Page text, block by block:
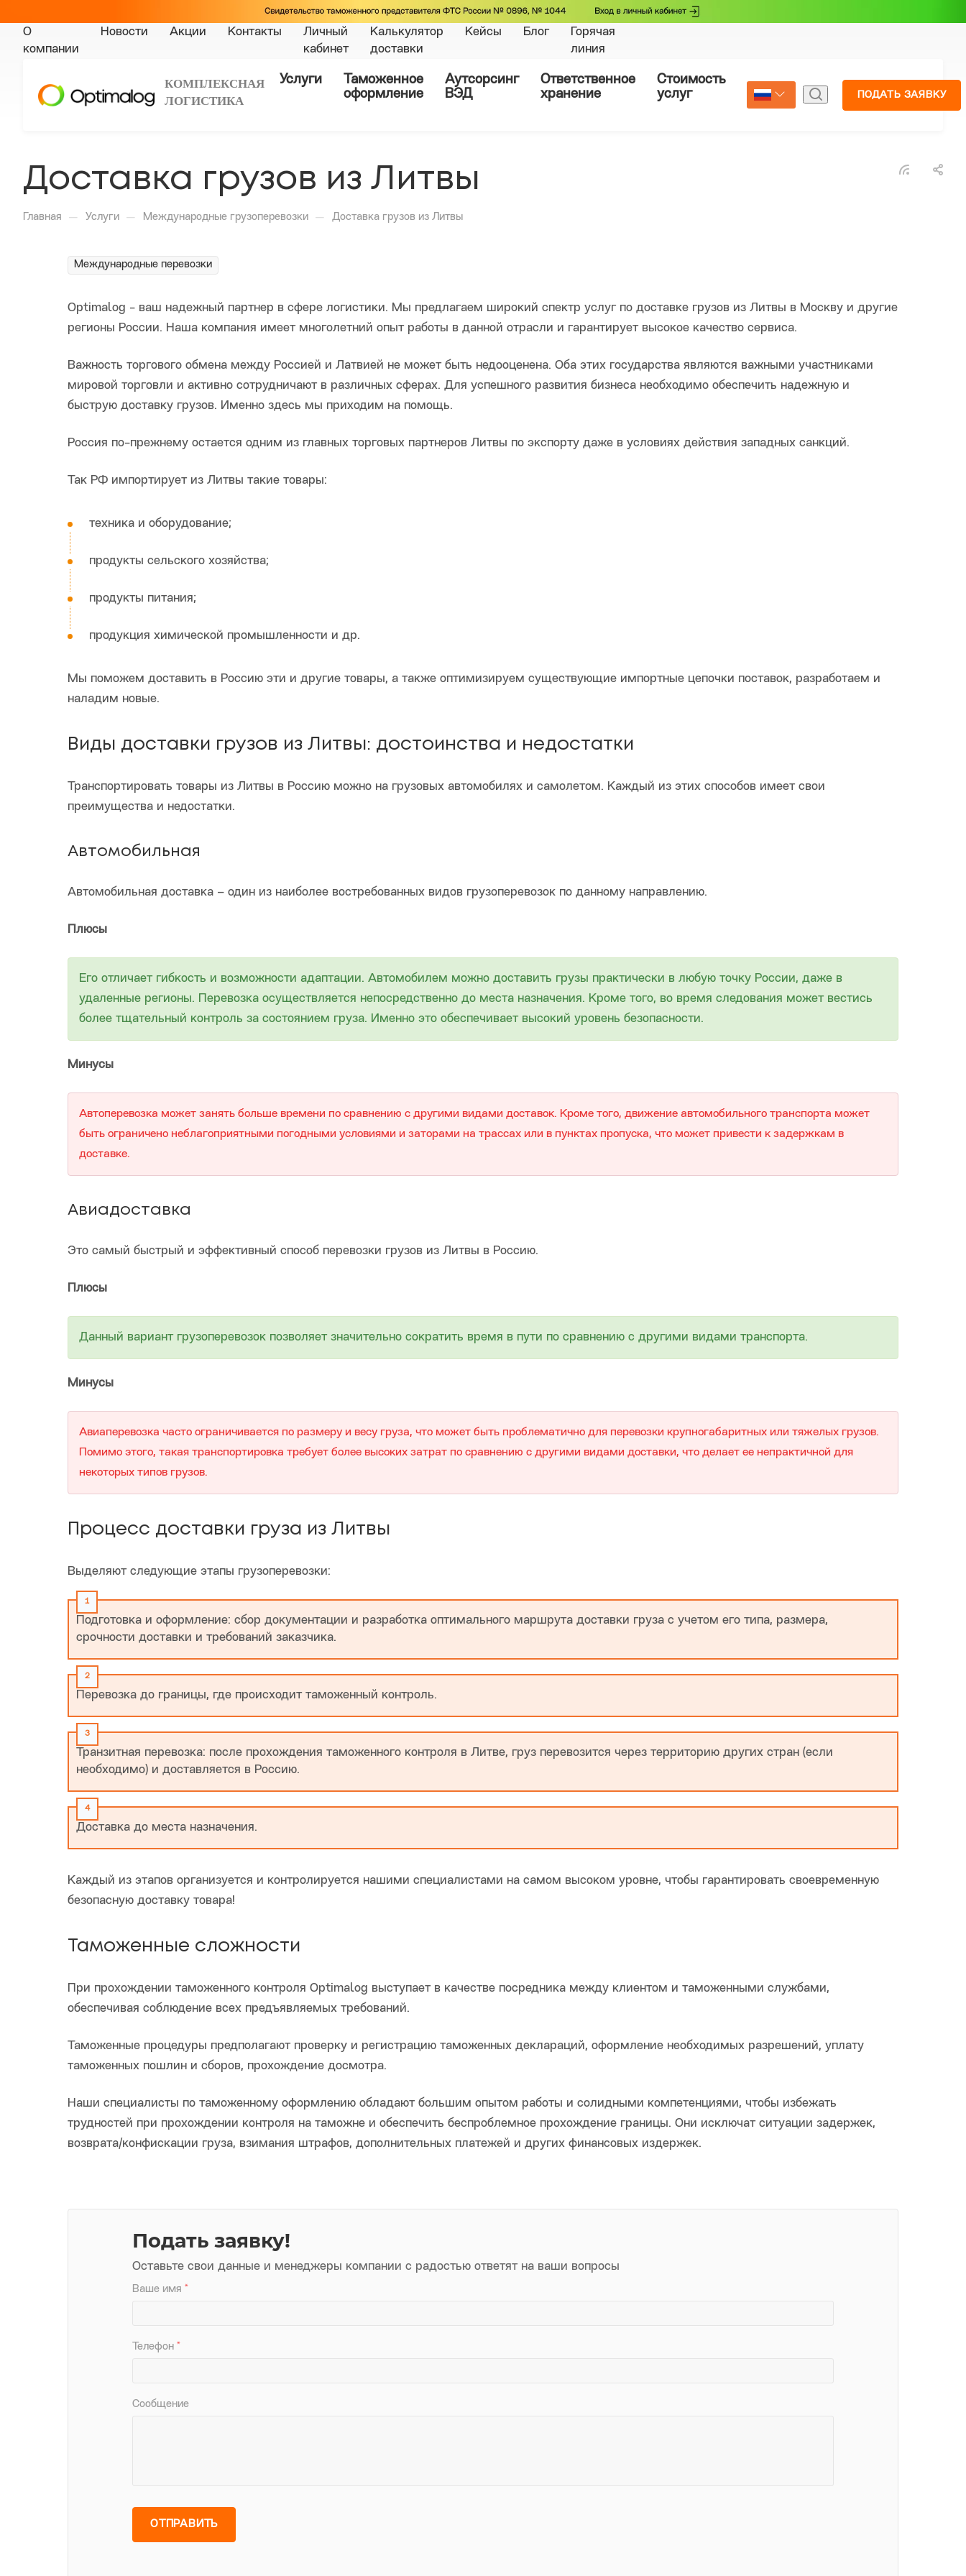
О
компании
Новости Акции Контакты
Личный
кабинет
Калькулятор
доставки
Кейсы Блог
Горячая
линия
КОМПЛЕКСНАЯ
ЛОГИСТИКА
Услуги
Таможенное
оформление
Аутсорсинг
ВЭД
Ответственное
хранение
Стоимость
услуг
Страхование
Select Language
ПОДАТЬ ЗАЯВКУ
Доставка грузов из Литвы
Главная — Услуги — Международные грузоперевозки — Доставка грузов из Литвы
Международные перевозки
Optimalog - ваш надежный партнер в сфере логистики. Мы предлагаем широкий спектр услуг по доставке грузов из Литвы в Москву и другие
регионы России. Наша компания имеет многолетний опыт работы в данной отрасли и гарантирует высокое качество сервиса.
Важность торгового обмена между Россией и Латвией не может быть недооценена. Оба этих государства являются важными участниками
мировой торговли и активно сотрудничают в различных сферах. Для успешного развития бизнеса необходимо обеспечить надежную и
быструю доставку грузов. Именно здесь мы приходим на помощь.
Россия по-прежнему остается одним из главных торговых партнеров Литвы по экспорту даже в условиях действия западных санкций.
Так РФ импортирует из Литвы такие товары:
техника и оборудование;
продукты сельского хозяйства;
продукты питания;
продукция химической промышленности и др.
Мы поможем доставить в Россию эти и другие товары, а также оптимизируем существующие импортные цепочки поставок, разработаем и
наладим новые.
Виды доставки грузов из Литвы: достоинства и недостатки
Транспортировать товары из Литвы в Россию можно на грузовых автомобилях и самолетом. Каждый из этих способов имеет свои
преимущества и недостатки.
Автомобильная
Автомобильная доставка – один из наиболее востребованных видов грузоперевозок по данному направлению.
Плюсы
Его отличает гибкость и возможности адаптации. Автомобилем можно доставить грузы практически в любую точку России, даже в
удаленные регионы. Перевозка осуществляется непосредственно до места назначения. Кроме того, во время следования может вестись
более тщательный контроль за состоянием груза. Именно это обеспечивает высокий уровень безопасности.
Минусы
Автоперевозка может занять больше времени по сравнению с другими видами доставок. Кроме того, движение автомобильного транспорта может
быть ограничено неблагоприятными погодными условиями и заторами на трассах или в пунктах пропуска, что может привести к задержкам в
доставке.
Авиадоставка
Это самый быстрый и эффективный способ перевозки грузов из Литвы в Россию.
Плюсы
Данный вариант грузоперевозок позволяет значительно сократить время в пути по сравнению с другими видами транспорта.
Минусы
Авиаперевозка часто ограничивается по размеру и весу груза, что может быть проблематично для перевозки крупногабаритных или тяжелых грузов.
Помимо этого, такая транспортировка требует более высоких затрат по сравнению с другими видами доставки, что делает ее непрактичной для
некоторых типов грузов.
Процесс доставки груза из Литвы
Выделяют следующие этапы грузоперевозки:
Подготовка и оформление: сбор документации и разработка оптимального маршрута доставки груза с учетом его типа, размера,
срочности доставки и требований заказчика.
Перевозка до границы, где происходит таможенный контроль.
Транзитная перевозка: после прохождения таможенного контроля в Литве, груз перевозится через территорию других стран (если
необходимо) и доставляется в Россию.
Доставка до места назначения.
Каждый из этапов организуется и контролируется нашими специалистами на самом высоком уровне, чтобы гарантировать своевременную
безопасную доставку товара!
Таможенные сложности
При прохождении таможенного контроля Optimalog выступает в качестве посредника между клиентом и таможенными службами,
обеспечивая соблюдение всех предъявляемых требований.
Таможенные процедуры предполагают проверку и регистрацию таможенных деклараций, оформление необходимых разрешений, уплату
таможенных пошлин и сборов, прохождение досмотра.
Наши специалисты по таможенному оформлению обладают большим опытом работы и солидными компетенциями, чтобы избежать
трудностей при прохождении контроля на таможне и обеспечить беспроблемное прохождение границы. Они исключат ситуации задержек,
возврата/конфискации груза, взимания штрафов, дополнительных платежей и других финансовых издержек.
Подать заявку!
Оставьте свои данные и менеджеры компании с радостью ответят на ваши вопросы
Ваше имя *
Телефон *
Сообщение